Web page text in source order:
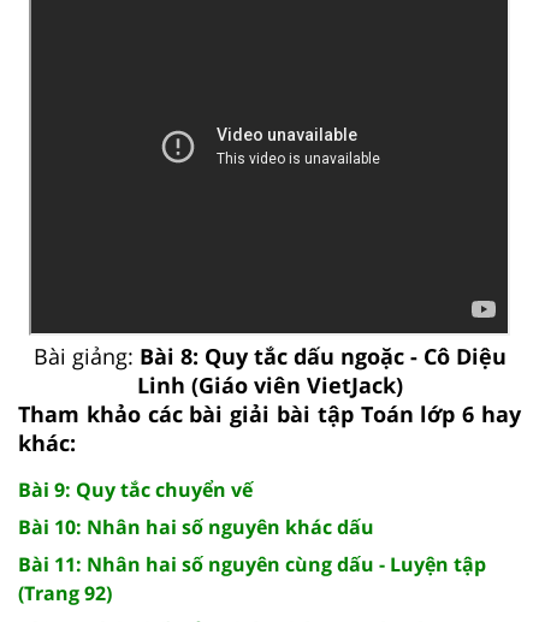
Bài giảng: Bài 8: Quy tắc dấu ngoặc - Cô Diệu
Linh (Giáo viên VietJack)
Tham khảo các bài giải bài tập Toán lớp 6 hay
khác:
Bài 9: Quy tắc chuyển vế
Bài 10: Nhân hai số nguyên khác dấu
Bài 11: Nhân hai số nguyên cùng dấu - Luyện tập
(Trang 92)